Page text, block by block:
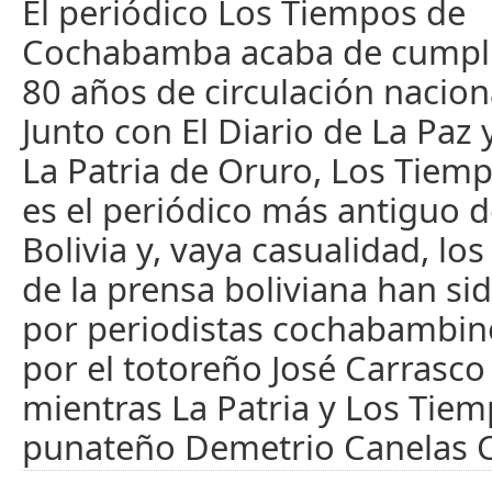
El periódico Los Tiempos de
Cochabamba acaba de
80 años de circulación
Junto con El Diario de La Paz
La Patria de Oruro, Los
es el periódico más antiguo
Bolivia y, vaya casualidad,
de la prensa boliviana han
por periodistas
por el totoreño José
mientras La Patria y Los
punateño Demetrio Canelas